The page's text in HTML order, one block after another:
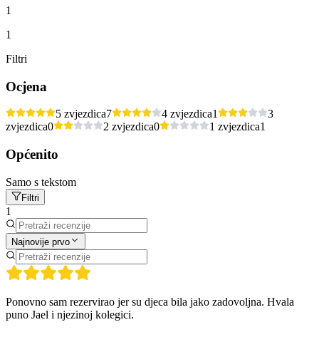
1
1
Filtri
Ocjena
5 zvjezdica7 4 zvjezdica1
3
zvjezdica0 2 zvjezdica0 1 zvjezdica1
Općenito
Samo s tekstom
Filtri
1
Najnovije prvo
Ponovno sam rezervirao jer su djeca bila jako zadovoljna. Hvala
puno Jael i njezinoj kolegici.